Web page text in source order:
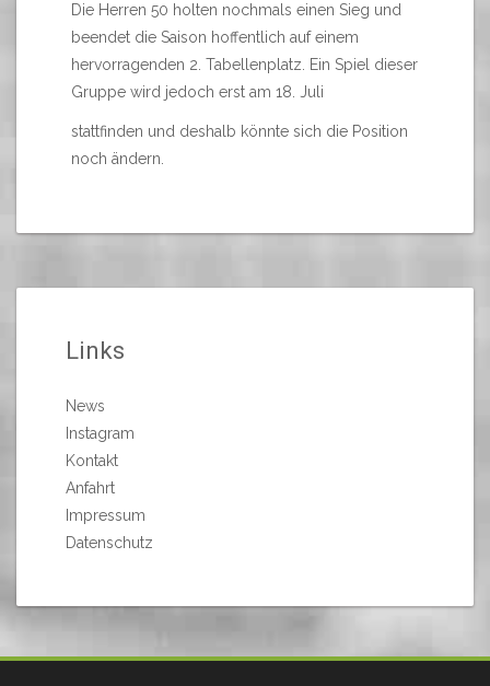
Die Herren 50 holten nochmals einen Sieg und
beendet die Saison hoffentlich auf einem
hervorragenden 2. Tabellenplatz. Ein Spiel dieser
Gruppe wird jedoch erst am 18. Juli
stattfinden und deshalb könnte sich die Position
noch ändern.
Links
News
Instagram
Kontakt
Anfahrt
Impressum
Datenschutz